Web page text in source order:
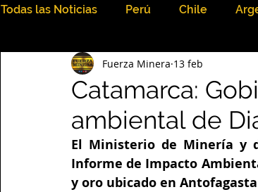
Todas las Noticias Perú Chile
Catamarca:
ambiental de
Fuerza Minera 13 feb
El Ministerio de Minería y
Informe de Impacto
y oro ubicado en